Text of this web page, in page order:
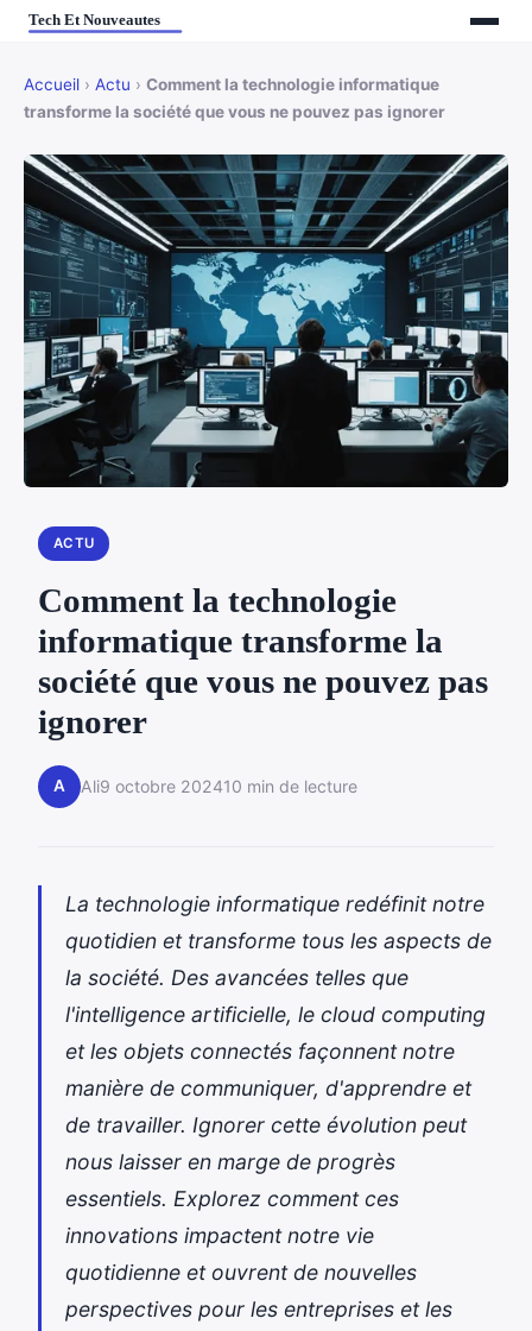
Accueil › Actu › Comment la technologie informatique
transforme la société que vous ne pouvez pas ignorer
ACTU
Comment la technologie
informatique transforme la
société que vous ne pouvez pas
ignorer
A Ali9 octobre 202410 min de lecture
La technologie informatique redéfinit notre
quotidien et transforme tous les aspects de
la société. Des avancées telles que
l'intelligence artificielle, le cloud computing
et les objets connectés façonnent notre
manière de communiquer, d'apprendre et
de travailler. Ignorer cette évolution peut
nous laisser en marge de progrès
essentiels. Explorez comment ces
innovations impactent notre vie
quotidienne et ouvrent de nouvelles
perspectives pour les entreprises et les